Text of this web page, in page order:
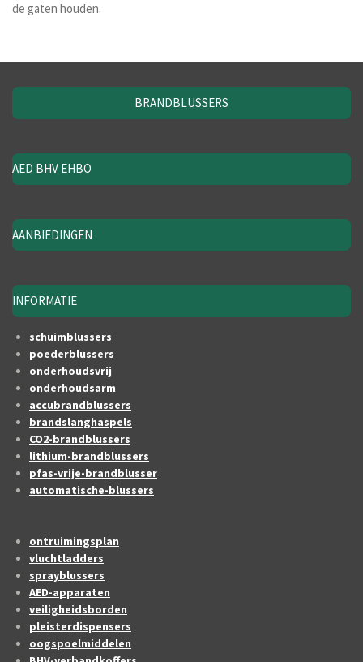
de gaten houden.
BRANDBLUSSERS
AED BHV EHBO
AANBIEDINGEN
INFORMATIE
schuimblussers
poederblussers
onderhoudsvrij
onderhoudsarm
accubrandblussers
brandslanghaspels
CO2-brandblussers
lithium-brandblussers
pfas-vrije-brandblusser
automatische-blussers
ontruimingsplan
vluchtladders
sprayblussers
AED-apparaten
veiligheidsborden
pleisterdispensers
oogspoelmiddelen